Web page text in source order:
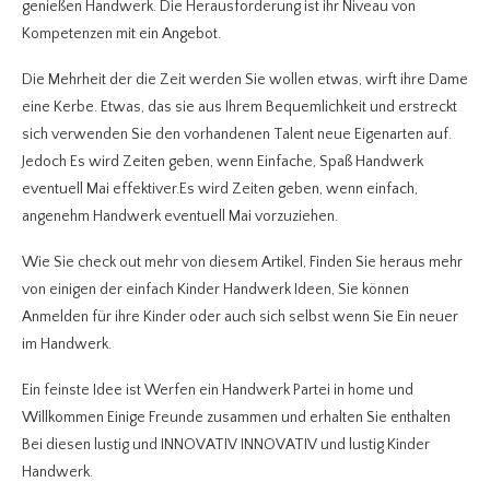
genießen Handwerk. Die Herausforderung ist ihr Niveau von
Kompetenzen mit ein Angebot.
Die Mehrheit der die Zeit werden Sie wollen etwas, wirft ihre Dame
eine Kerbe. Etwas, das sie aus Ihrem Bequemlichkeit und erstreckt
sich verwenden Sie den vorhandenen Talent neue Eigenarten auf.
Jedoch Es wird Zeiten geben, wenn Einfache, Spaß Handwerk
eventuell Mai effektiver.Es wird Zeiten geben, wenn einfach,
angenehm Handwerk eventuell Mai vorzuziehen.
Wie Sie check out mehr von diesem Artikel, Finden Sie heraus mehr
von einigen der einfach Kinder Handwerk Ideen, Sie können
Anmelden für ihre Kinder oder auch sich selbst wenn Sie Ein neuer
im Handwerk.
Ein feinste Idee ist Werfen ein Handwerk Partei in home und
Willkommen Einige Freunde zusammen und erhalten Sie enthalten
Bei diesen lustig und INNOVATIV INNOVATIV und lustig Kinder
Handwerk.